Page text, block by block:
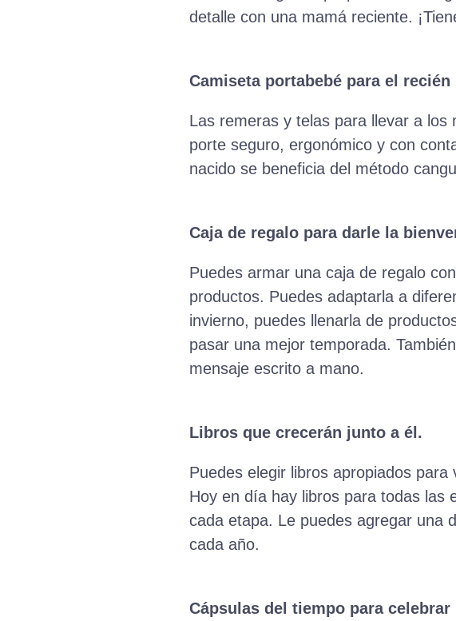
detalle con una mamá reciente.
Camiseta portabebé para el recién
Las remeras y telas para llevar a
porte seguro, ergonómico y con
nacido se beneficia del método
Caja de regalo para darle la
Puedes armar una caja de regalo
productos. Puedes adaptarla a
invierno, puedes llenarla de
pasar una mejor temporada.
mensaje escrito a mano.
Libros que crecerán junto a él.
Puedes elegir libros apropiados
Hoy en día hay libros para todas las
cada etapa. Le puedes agregar una
cada año.
Cápsulas del tiempo para